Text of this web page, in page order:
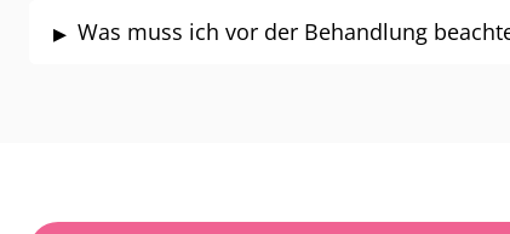
▸ Was muss ich vor der Behandlung